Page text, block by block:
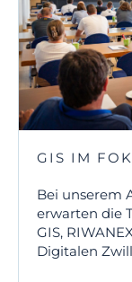
GIS IM
Bei unserem
erwarten die
GIS,
Digitalen